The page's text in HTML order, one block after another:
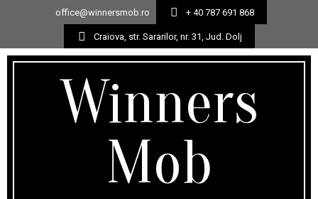
office@winnersmob.ro + 40 787 691 868
Craiova, str. Sararilor, nr. 31, Jud. Dolj
Skip
Winners
Mob